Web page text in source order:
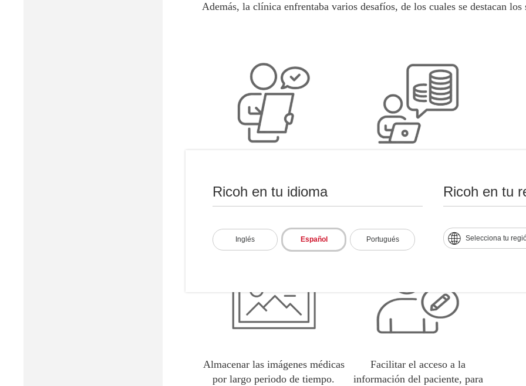
Ricoh en tu idioma
Inglés Español Portugués
Ricoh en tu
Selecciona tu
Además, la clínica enfrentaba varios desafíos, de los cuales se destacan los
paciente.
que la tecnología estaba obsoleta
y las placas de acetato son muy
Almacenar las imágenes médicas
por largo periodo de tiempo.
Facilitar el acceso a la
información del paciente, para